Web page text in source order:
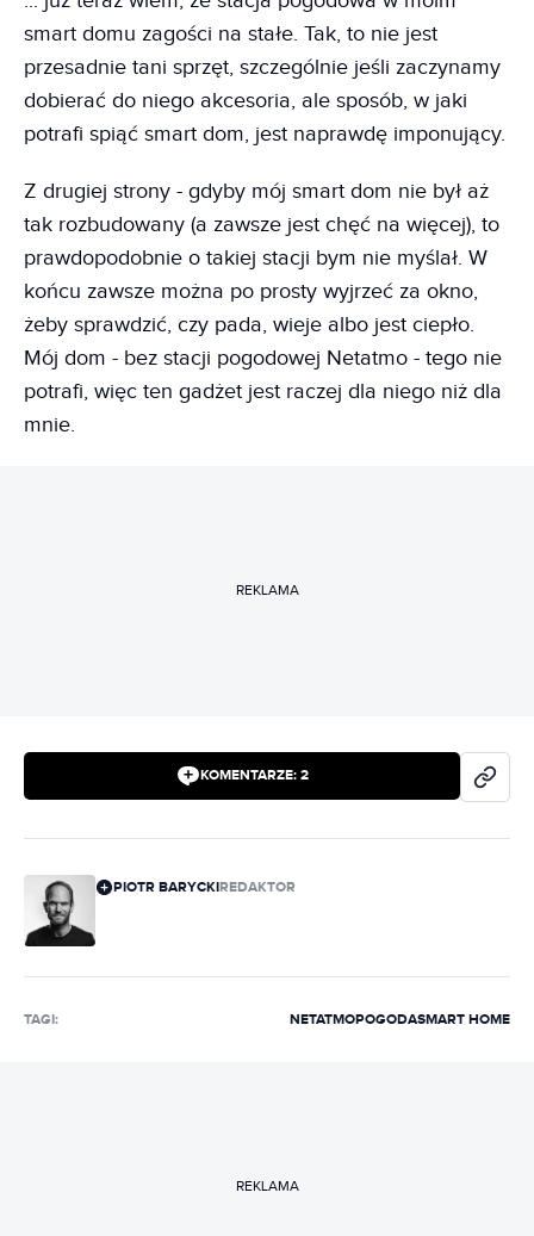
smart domu zagości na stałe. Tak, to nie jest
przesadnie tani sprzęt, szczególnie jeśli zaczynamy
dobierać do niego akcesoria, ale sposób, w jaki
potrafi spiąć smart dom, jest naprawdę imponujący.
Z drugiej strony - gdyby mój smart dom nie był aż
tak rozbudowany (a zawsze jest chęć na więcej), to
prawdopodobnie o takiej stacji bym nie myślał. W
końcu zawsze można po prosty wyjrzeć za okno,
żeby sprawdzić, czy pada, wieje albo jest ciepło.
Mój dom - bez stacji pogodowej Netatmo - tego nie
potrafi, więc ten gadżet jest raczej dla niego niż dla
mnie.
REKLAMA
KOMENTARZE: 2
PIOTR BARYCKIREDAKTOR
TAGI: NETATMOPOGODASMART HOME
REKLAMA